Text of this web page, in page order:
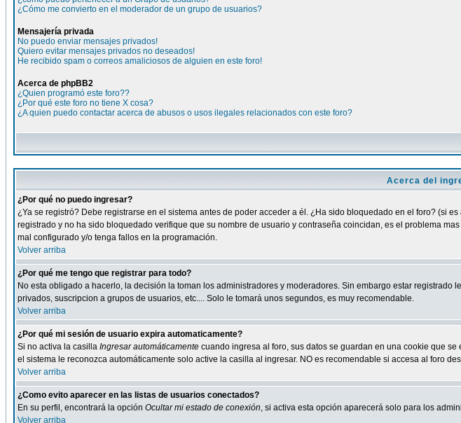
¿Cómo me convierto en el moderador de un grupo de usuarios?
Mensajería privada
No puedo enviar mensajes privados!
Quiero evitar mensajes privados no deseados!
He recibido spam o correos amaliciosos de alguien en este foro!
Acerca de phpBB2
¿Quien programó este foro??
¿Por qué este foro no tiene X cosa?
¿A quien puedo contactar acerca de abusos o usos ilegales relacionados con este foro?
Acerca del
¿Por qué no puedo ingresar?
¿Ya se registró? Debe registrarse en el sistema antes de poder acceder a él. ¿Ha sido bloquedado en el foro? (si
registrado y no ha sido bloquedado verifique que su nombre de usuario y contraseña coincidan, es el problema
mal configurado y/o tenga fallos en la programación.
Volver arriba
¿Por qué me tengo que registrar para todo?
No esta obligado a hacerlo, la decisión la toman los administradores y moderadores. Sin embargo estar
privados, suscripcion a grupos de usuarios, etc.... Solo le tomará unos segundos, es muy recomendable.
Volver arriba
¿Por qué mi sesión de usuario expira automaticamente?
Si no activa la casilla Ingresar automáticamente cuando ingresa al foro, sus datos se guardan en una cookie que
el sistema le reconozca automáticamente solo active la casilla al ingresar. NO es recomendable si accesa al foro
Volver arriba
¿Como evito aparecer en las listas de usuarios conectados?
En su perfil, encontrará la opción Ocultar mi estado de conexión, si activa esta opción aparecerá solo para los
Volver arriba